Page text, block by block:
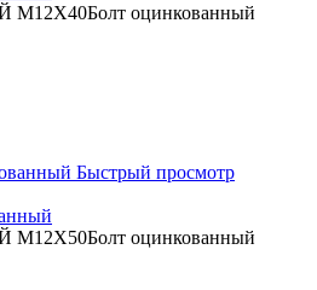
оцинкованный
Быстрый просмотр
оцинкованный